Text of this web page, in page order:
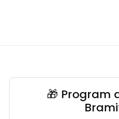
🎁 Program